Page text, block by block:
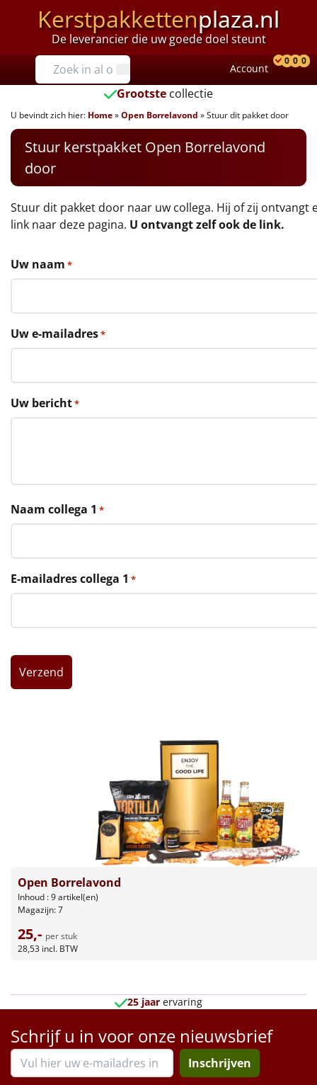
Kerstpakkettenplaza.nl
De leverancier die uw goede doel steunt
Prijzen
Tot €25
€25 tot €35
€35 tot €40
€40 tot €45
€45 tot €50
Thema
Rituals
Luxe
Mannen
Vrouwen
Duurzaam
Leuke
Goedkope
Tas
Borrelplank
Warmtekussen
NIEUW
Slowcooker
Noodradio NIEUW
Account
0 0 0
Grootste collectie
U bevindt zich hier: Home»Open Borrelavond »Stuur dit pakket door
Stuur kerstpakket Open Borrelavond
door
Stuur dit pakket door naar uw collega. Hij of zij ontvangt
link naar deze pagina. U ontvangt zelf ook de link.
Uw naam *
Uw e-mailadres*
Uw bericht*
Naam collega 1 *
E-mailadres collega 1 *
Open Borrelavond
Inhoud : 9 artikel(en)
Magazijn: 7
25,- per stuk
28,53 incl. BTW
25 jaar ervaring
Schrijf u in voor onze nieuwsbrief
Inschrijven